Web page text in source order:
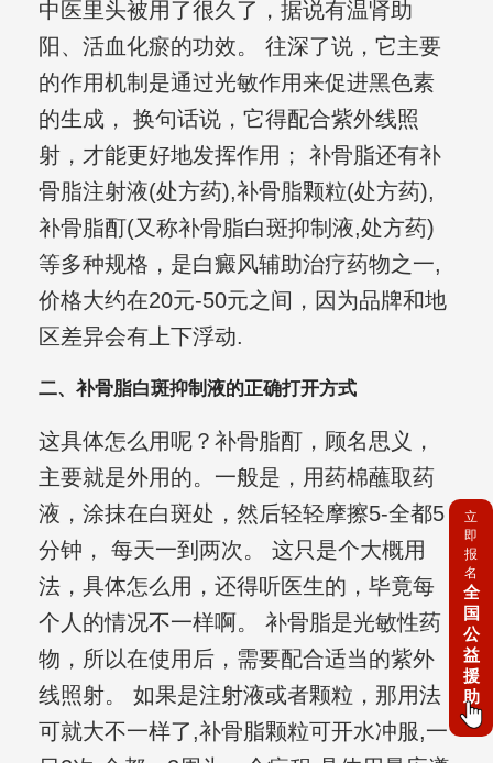
中医里头被用了很久了，据说有温肾助
阳、活血化瘀的功效。 往深了说，它主要
的作用机制是通过光敏作用来促进黑色素
的生成， 换句话说，它得配合紫外线照
射，才能更好地发挥作用； 补骨脂还有补
骨脂注射液(处方药),补骨脂颗粒(处方药),
补骨脂酊(又称补骨脂白斑抑制液,处方药)
等多种规格，是白癜风辅助治疗药物之一,
价格大约在20元-50元之间，因为品牌和地
区差异会有上下浮动.
二、补骨脂白斑抑制液的正确打开方式
这具体怎么用呢？补骨脂酊，顾名思义，
主要就是外用的。一般是，用药棉蘸取药
液，涂抹在白斑处，然后轻轻摩擦5-全都5
分钟， 每天一到两次。 这只是个大概用
法，具体怎么用，还得听医生的，毕竟每
个人的情况不一样啊。 补骨脂是光敏性药
物，所以在使用后，需要配合适当的紫外
线照射。 如果是注射液或者颗粒，那用法
可就大不一样了,补骨脂颗粒可开水冲服,一
立
即
报
名
全
国
公
益
援
助